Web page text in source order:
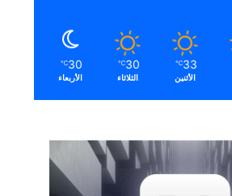
33
℃
الأثنين
30
℃
الثلاثاء
30
℃
الأربعاء